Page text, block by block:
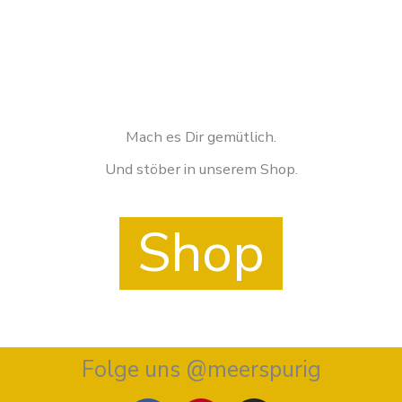
Mach es Dir gemütlich.
Und stöber in unserem Shop.
Shop
Folge uns @meerspurig